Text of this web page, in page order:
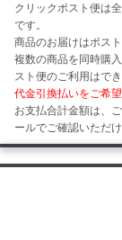
クリックポスト便は
です。
商品のお届けはポス
複数の商品を同時購
スト便のご利用はで
代金引換払いをご希
お支払合計金額は、
ールでご確認いただけ